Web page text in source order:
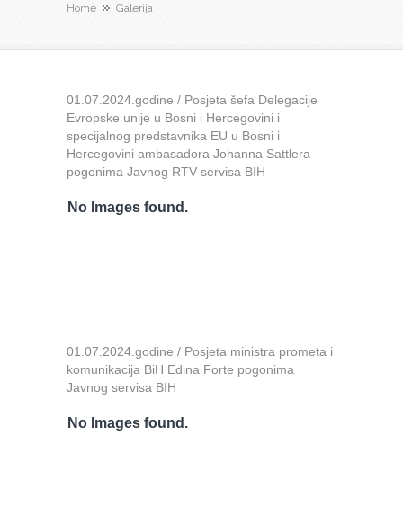
Home Galerija
01.07.2024.godine / Posjeta šefa Delegacije
Evropske unije u Bosni i Hercegovini i
specijalnog predstavnika EU u Bosni i
Hercegovini ambasadora Johanna Sattlera
pogonima Javnog RTV servisa BIH
No Images found.
01.07.2024.godine / Posjeta ministra prometa i
komunikacija BiH Edina Forte pogonima
Javnog servisa BIH
No Images found.